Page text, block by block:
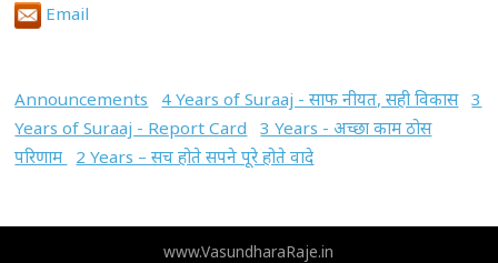
Email
Announcements 4 Years of Suraaj - साफ नीयत, सही विकास 3
Years of Suraaj - Report Card
3 Years - अच्छा काम ठोस
परिणाम
2 Years – सच होते सपने पूरे होते वादे
www.VasundharaRaje.in